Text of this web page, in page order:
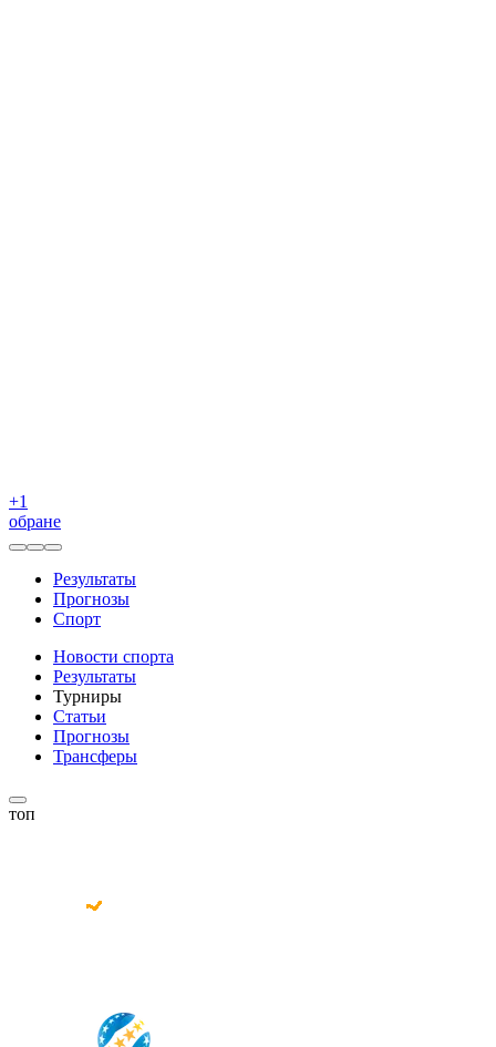
+1
обране
Результаты
Прогнозы
Спорт
Новости спорта
Результаты
Турниры
Статьи
Прогнозы
Трансферы
топ